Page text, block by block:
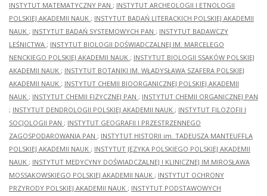
INSTYTUT MATEMATYCZNY PAN ; INSTYTUT ARCHEOLOGII I ETNOLOGII
POLSKIEJ AKADEMII NAUK ; INSTYTUT BADAŃ LITERACKICH POLSKIEJ AKADEMII
NAUK ; INSTYTUT BADAŃ SYSTEMOWYCH PAN ; INSTYTUT BADAWCZY
LEŚNICTWA ; INSTYTUT BIOLOGII DOŚWIADCZALNEJ IM. MARCELEGO
NENCKIEGO POLSKIEJ AKADEMII NAUK ; INSTYTUT BIOLOGII SSAKÓW POLSKIEJ
AKADEMII NAUK ; INSTYTUT BOTANIKI IM. WŁADYSŁAWA SZAFERA POLSKIEJ
AKADEMII NAUK ; INSTYTUT CHEMII BIOORGANICZNEJ POLSKIEJ AKADEMII
NAUK ; INSTYTUT CHEMII FIZYCZNEJ PAN ; INSTYTUT CHEMII ORGANICZNEJ PAN
; INSTYTUT DENDROLOGII POLSKIEJ AKADEMII NAUK ; INSTYTUT FILOZOFII I
SOCJOLOGII PAN ; INSTYTUT GEOGRAFII I PRZESTRZENNEGO
ZAGOSPODAROWANIA PAN ; INSTYTUT HISTORII im. TADEUSZA MANTEUFFLA
POLSKIEJ AKADEMII NAUK ; INSTYTUT JĘZYKA POLSKIEGO POLSKIEJ AKADEMII
NAUK ; INSTYTUT MEDYCYNY DOŚWIADCZALNEJ I KLINICZNEJ IM.MIROSŁAWA
MOSSAKOWSKIEGO POLSKIEJ AKADEMII NAUK ; INSTYTUT OCHRONY
PRZYRODY POLSKIEJ AKADEMII NAUK ; INSTYTUT PODSTAWOWYCH